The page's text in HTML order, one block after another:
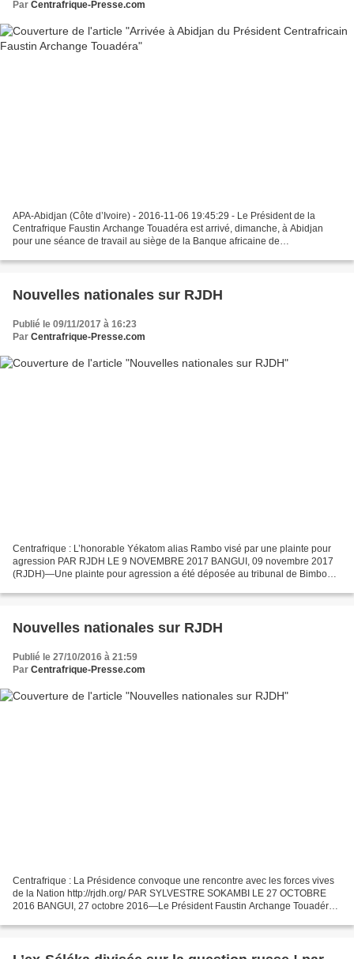
Par Centrafrique-Presse.com
APA-Abidjan (Côte d’Ivoire) - 2016-11-06 19:45:29 - Le Président de la
Centrafrique Faustin Archange Touadéra est arrivé, dimanche, à Abidjan
pour une séance de travail au siège de la Banque africaine de
Nouvelles nationales sur RJDH
Publié le 09/11/2017 à 16:23
Par Centrafrique-Presse.com
Centrafrique : L’honorable Yékatom alias Rambo visé par une plainte pour
agression PAR RJDH LE 9 NOVEMBRE 2017 BANGUI, 09 novembre 2017
(RJDH)—Une plainte pour agression a été déposée au tribunal de Bimbo
Nouvelles nationales sur RJDH
Publié le 27/10/2016 à 21:59
Par Centrafrique-Presse.com
Centrafrique : La Présidence convoque une rencontre avec les forces vives
de la Nation http://rjdh.org/ PAR SYLVESTRE SOKAMBI LE 27 OCTOBRE
2016 BANGUI, 27 octobre 2016—Le Président Faustin Archange Touadéra